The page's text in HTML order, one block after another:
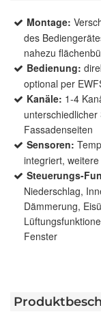
Montage:
des
nahezu
Bedienung:
optional per
Kanäle: 1-4
Fassadenseiten
Sensoren:
integriert,
Steuerungs-
Niederschlag,
Dämmerung,
Fenster